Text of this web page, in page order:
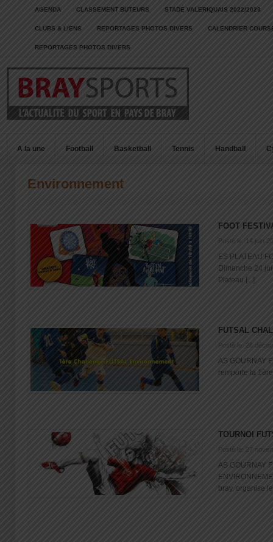
AGENDA CLASSEMENT BUTEURS STADE VALERIQUAIS 2022/2023
CLUBS & LIENS REPORTAGES PHOTOS DIVERS CALENDRIER
REPORTAGES PHOTOS DIVERS
A la une Football Basketball Tennis Handball
Environnement
FOOT
Posté le: 14 juin
ES PLATEAU
Dimanche 24
Plateau [...]
FUTSAL
Posté le: 28
AS GOURNAY
remporte la
TOURNOI
Posté le: 27
AS GOURNAY
bray, organise